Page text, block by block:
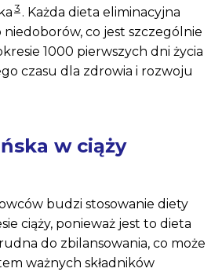
3 . Każda dieta eliminacyjna
niedoborów, co jest szczególnie
1000 pierwszych dni życia
czasu dla zdrowia i rozwoju
w ciąży
budzi stosowanie diety
ciąży, ponieważ jest to dieta
do zbilansowania, co może
ważnych składników